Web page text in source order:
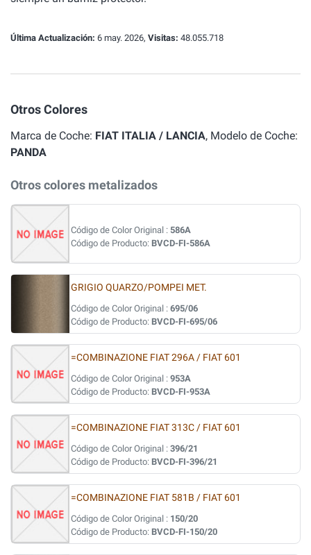
Última Actualización: 6 may. 2026, Visitas: 48.055.718
Otros Colores
Marca de Coche: FIAT ITALIA / LANCIA, Modelo de Coche:
PANDA
Otros colores metalizados
Código de Color Original : 586A
Código de Producto: BVCD-FI-586A
GRIGIO QUARZO/POMPEI MET.
Código de Color Original : 695/06
Código de Producto: BVCD-FI-695/06
=COMBINAZIONE FIAT 296A / FIAT 601
Código de Color Original : 953A
Código de Producto: BVCD-FI-953A
=COMBINAZIONE FIAT 313C / FIAT 601
Código de Color Original : 396/21
Código de Producto: BVCD-FI-396/21
=COMBINAZIONE FIAT 581B / FIAT 601
Código de Color Original : 150/20
Código de Producto: BVCD-FI-150/20